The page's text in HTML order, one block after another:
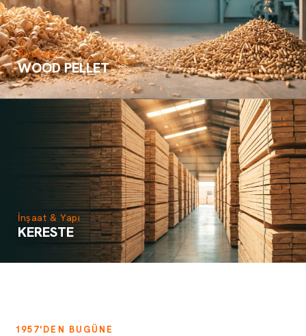
Biyoyakıt
WOOD PELLET
→
İnşaat & Yapı
KERESTE
1957'DEN BUGÜNE